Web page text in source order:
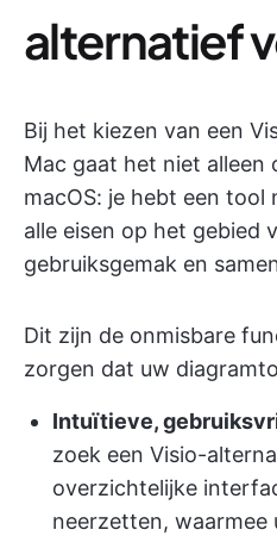
alternatief
Bij het kiezen van een
Mac gaat het niet
macOS: je hebt een tool
alle eisen op het gebied
gebruiksgemak en
Dit zijn de onmisbare
zorgen dat uw
Intuïtieve,
zoek een Visio-
overzichtelijke
neerzetten, waarmee